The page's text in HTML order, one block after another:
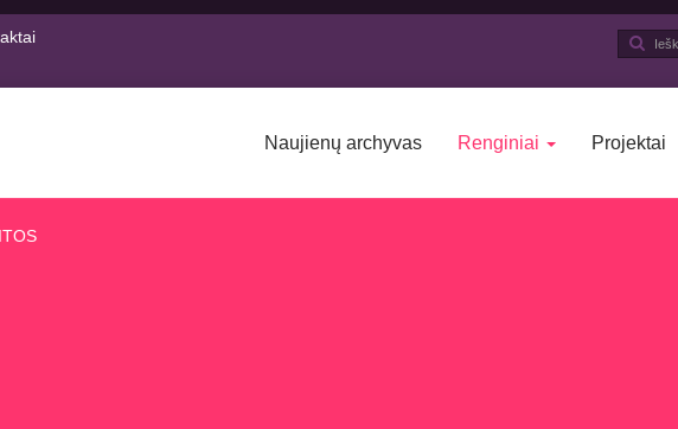
Naujienų archyvas Renginiai Projektai